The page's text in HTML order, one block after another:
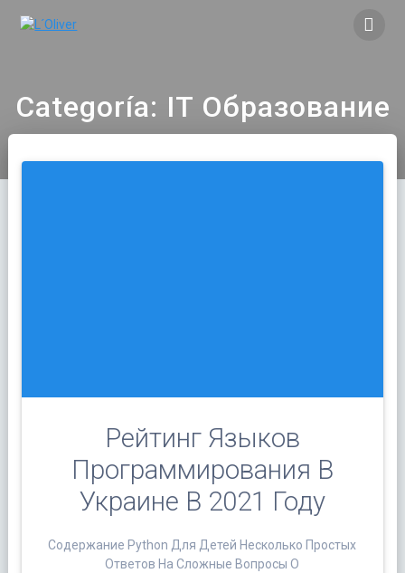
Categoría: IT Образование
Рейтинг Языков
Программирования В
Украине В 2021 Году
Содержание Python Для Детей Несколько Простых
Ответов На Сложные Вопросы О